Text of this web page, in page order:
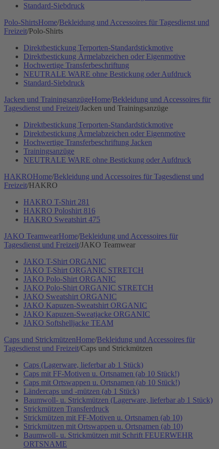
Standard-Siebdruck
Polo-ShirtsHome/Bekleidung und Accessoires für Tagesdienst und
Freizeit/Polo-Shirts
Direktbestickung Terporten-Standardstickmotive
Direktbestickung Ärmelabzeichen oder Eigenmotive
Hochwertige Transferbeschriftung
NEUTRALE WARE ohne Bestickung oder Aufdruck
Standard-Siebdruck
Jacken und TrainingsanzügeHome/Bekleidung und Accessoires für
Tagesdienst und Freizeit/Jacken und Trainingsanzüge
Direktbestickung Terporten-Standardstickmotive
Direktbestickung Ärmelabzeichen oder Eigenmotive
Hochwertige Transferbeschriftung Jacken
Trainingsanzüge
NEUTRALE WARE ohne Bestickung oder Aufdruck
HAKROHome/Bekleidung und Accessoires für Tagesdienst und
Freizeit/HAKRO
HAKRO T-Shirt 281
HAKRO Poloshirt 816
HAKRO Sweatshirt 475
JAKO TeamwearHome/Bekleidung und Accessoires für
Tagesdienst und Freizeit/JAKO Teamwear
JAKO T-Shirt ORGANIC
JAKO T-Shirt ORGANIC STRETCH
JAKO Polo-Shirt ORGANIC
JAKO Polo-Shirt ORGANIC STRETCH
JAKO Sweatshirt ORGANIC
JAKO Kapuzen-Sweatshirt ORGANIC
JAKO Kapuzen-Sweatjacke ORGANIC
JAKO Softshelljacke TEAM
Caps und StrickmützenHome/Bekleidung und Accessoires für
Tagesdienst und Freizeit/Caps und Strickmützen
Caps (Lagerware, lieferbar ab 1 Stück)
Caps mit FF-Motiven u. Ortsnamen (ab 10 Stück!)
Caps mit Ortswappen u. Ortsnamen (ab 10 Stück!)
Ländercaps und -mützen (ab 1 Stück)
Baumwoll- u. Strickmützen (Lagerware, lieferbar ab 1 Stück)
Strickmützen Transferdruck
Strickmützen mit FF-Motiven u. Ortsnamen (ab 10)
Strickmützen mit Ortswappen u. Ortsnamen (ab 10)
Baumwoll- u. Strickmützen mit Schrift FEUERWEHR
ORTSNAME